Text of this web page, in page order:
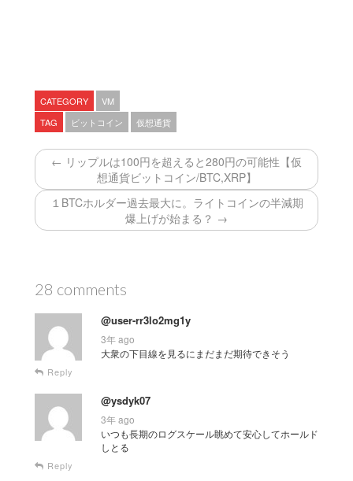
CATEGORY
VM
TAG
ビットコイン 仮想通貨
← リップルは100円を超えると280円の可能性【仮
想通貨ビットコイン/BTC,XRP】
１BTCホルダー過去最大に。ライトコインの半減期
爆上げが始まる？ →
28 comments
@user-rr3lo2mg1y
3年 ago
大衆の下目線を見るにまだまだ期待できそう
Reply
@ysdyk07
3年 ago
いつも長期のログスケール眺めて安心してホールド
しとる
Reply